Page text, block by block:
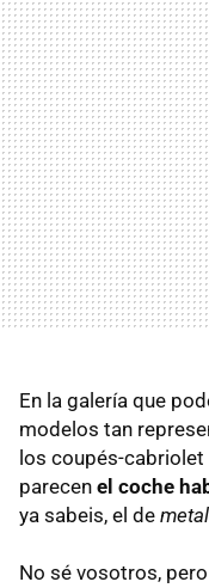
En la galería que
modelos tan
los coupés-cabriolet
parecen el coche
ya sabeis, el de
No sé vosotros,